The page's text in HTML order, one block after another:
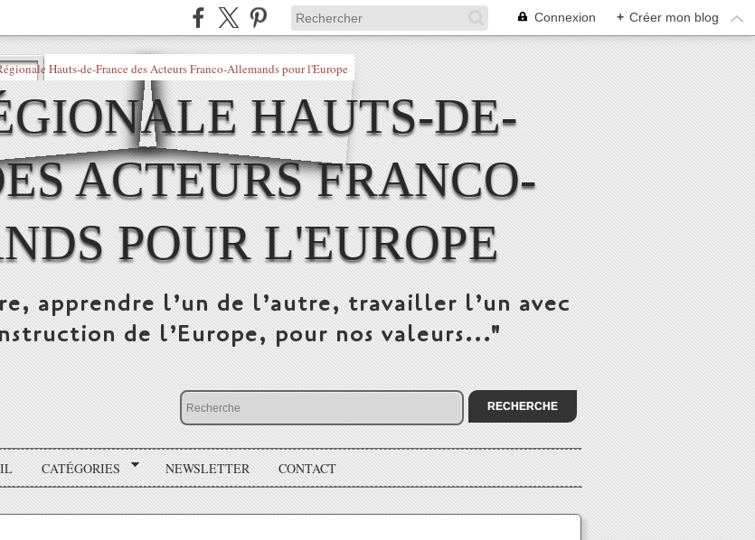
Connexion + Créer mon blog
HAUTS-DE-
ACTEURS FRANCO-
POUR L'EUROPE
apprendre l’un de l’autre, travailler l’un avec
de l’Europe, pour nos valeurs..."
CATÉGORIES NEWSLETTER CONTACT